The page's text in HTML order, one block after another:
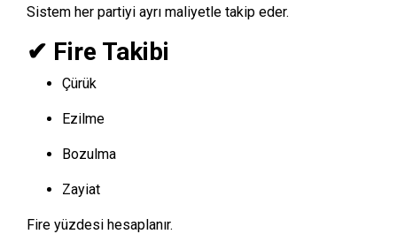
Sistem her partiyi ayrı maliyetle takip eder.
✔ Fire Takibi
Çürük
Ezilme
Bozulma
Zayiat
Fire yüzdesi hesaplanır.